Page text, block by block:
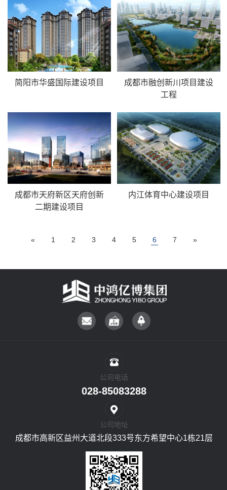
简阳市华盛国际建设项目
成都市融创新川项目建设
工程
成都市天府新区天府创新
二期建设项目
内江体育中心建设项目
« 1 2 3 4 5 6 7 »
公司电话
028-85083288
公司地址
成都市高新区益州大道北段333号东方希望中心1栋21层